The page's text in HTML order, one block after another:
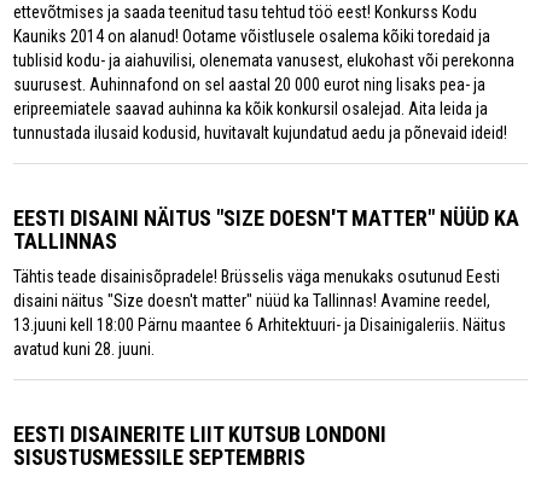
ettevõtmises ja saada teenitud tasu tehtud töö eest! Konkurss Kodu
Kauniks 2014 on alanud! Ootame võistlusele osalema kõiki toredaid ja
tublisid kodu- ja aiahuvilisi, olenemata vanusest, elukohast või perekonna
suurusest. Auhinnafond on sel aastal 20 000 eurot ning lisaks pea- ja
eripreemiatele saavad auhinna ka kõik konkursil osalejad. Aita leida ja
tunnustada ilusaid kodusid, huvitavalt kujundatud aedu ja põnevaid ideid!
EESTI DISAINI NÄITUS "SIZE DOESN'T MATTER" NÜÜD KA
TALLINNAS
Tähtis teade disainisõpradele! Brüsselis väga menukaks osutunud Eesti
disaini näitus "Size doesn't matter" nüüd ka Tallinnas! Avamine reedel,
13.juuni kell 18:00 Pärnu maantee 6 Arhitektuuri- ja Disainigaleriis. Näitus
avatud kuni 28. juuni.
EESTI DISAINERITE LIIT KUTSUB LONDONI
SISUSTUSMESSILE SEPTEMBRIS